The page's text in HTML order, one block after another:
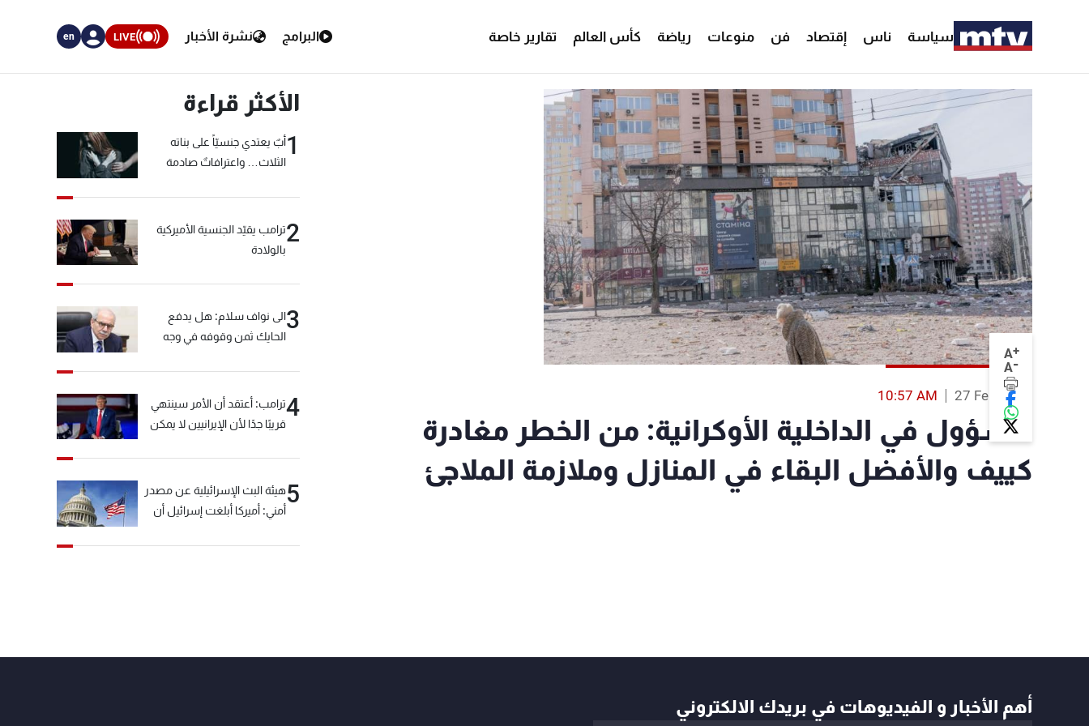
سياسة ناس إقتصاد فن منوعات رياضة كأس العالم تقارير خاصة البرامج نشرة الأخبار LIVE
en
A+
A-
27 Feb 2022
10:57 AM
مسؤول في الداخلية الأوكرانية: من الخطر مغادرة
كييف والأفضل البقاء في المنازل وملازمة الملاجئ
الأكثر قراءة
1أبٌ يعتدي جنسيّاً على بناته
الثلاث… واعترافاتٌ صادمة
2ترامب يقيّد الجنسية الأميركية
بالولادة
3الى نواف سلام: هل يدفع
الحايك ثمن وقوفه في وجه
4ترامب: أعتقد أن الأمر سينتهي
قريبًا جدًا لأن الإيرانيين لا يمكن
5هيئة البث الإسرائيلية عن مصدر
أمني: أميركا أبلغت إسرائيل أن
أهم الأخبار و الفيديوهات في بريدك الالكتروني